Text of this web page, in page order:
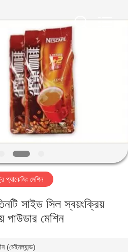
প্যাকেজিং মেশিন
সাইড সিল স্বয়ংক্রিয়
পাউডার মেশিন
(মেইনল্যান্ড)